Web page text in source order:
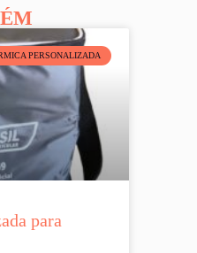
PERSONALIZADA
para